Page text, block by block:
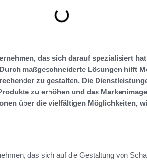
das sich darauf spezialisiert
maßgeschneiderte Lösungen hilft
zu gestalten. Die
zu erhöhen und das
über die vielfältigen Möglichkeiten,
das sich auf die Gestaltung von